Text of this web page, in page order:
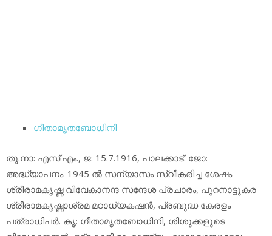
ഗീതാമൃതബോധിനി
തൂ.നാ: എസ്.എം., ജ: 15.7.1916, പാലക്കാട്. ജോ:
അദ്ധ്യാപനം. 1945 ല്‍ സന്യാസം സ്വീകരിച്ച ശേഷം
ശ്രീരാമകൃഷ്ണ വിവേകാനന്ദ സന്ദേശ പ്രചാരം, പുറനാട്ടുകര
ശ്രീരാമകൃഷ്ണാശ്രമ മഠാധ്യകഷന്‍, പ്രബുദ്ധ കേരളം
പത്രാധിപര്‍. കൃ: ഗീതാമൃതബോധിനി, ശിശുക്കളുടെ